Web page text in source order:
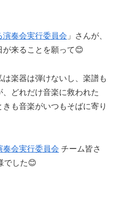
演奏会実行委員会 」さんが、
が来ることを願って😊
楽器は弾けないし、楽譜も
どれだけ音楽に救われた
も音楽がいつもそばに寄り
奏会実行委員会 チーム皆さ
でした😊